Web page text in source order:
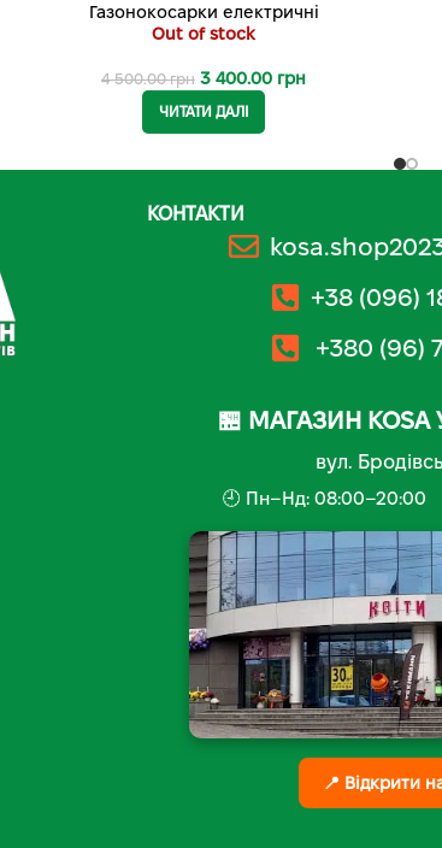
Газонокосарки електричні
Out of stock
4 500.00грн 3 400.00 грн
ЧИТАТИ ДАЛІ
КОНТАКТИ
+38 (096)
+380 (96)
🏪 МАГАЗИН KOSA
вул.
🕘 Пн–Нд: 08:00–20:00
📍 Відкрити